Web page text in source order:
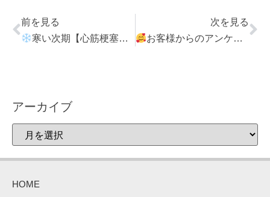
前を見る
寒い次期【心筋梗塞】前兆の時に効果のある対策と禁忌事项
次を見る
お客様からのアンケート
アーカイブ
HOME